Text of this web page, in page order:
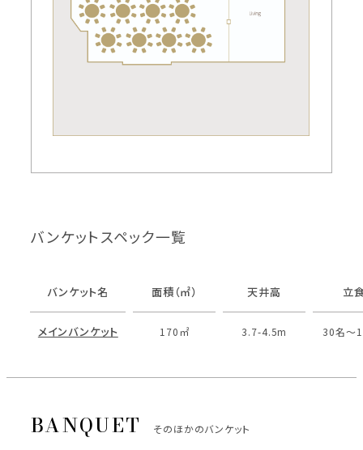
バンケットスペック一覧
バンケット名 面積（㎡） 天井高 立
メインバンケット 170㎡ 3.7-4.5m 30名〜
そのほかのバンケット